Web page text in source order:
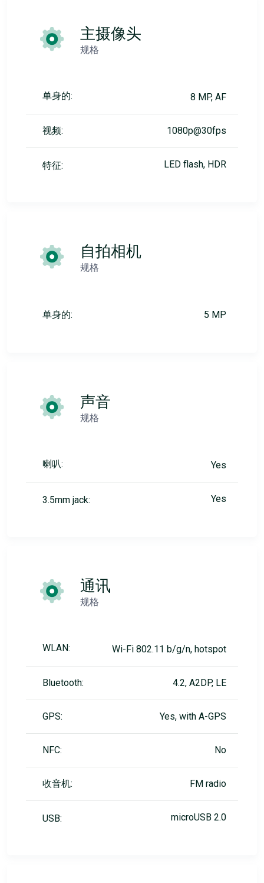
主摄像头
规格
单身的: 8 MP, AF
视频: 1080p@30fps
特征: LED flash, HDR
自拍相机
规格
单身的: 5 MP
声音
规格
喇叭: Yes
3.5mm jack: Yes
通讯
规格
WLAN: Wi-Fi 802.11 b/g/n, hotspot
Bluetooth: 4.2, A2DP, LE
GPS: Yes, with A-GPS
NFC: No
收音机: FM radio
USB: microUSB 2.0